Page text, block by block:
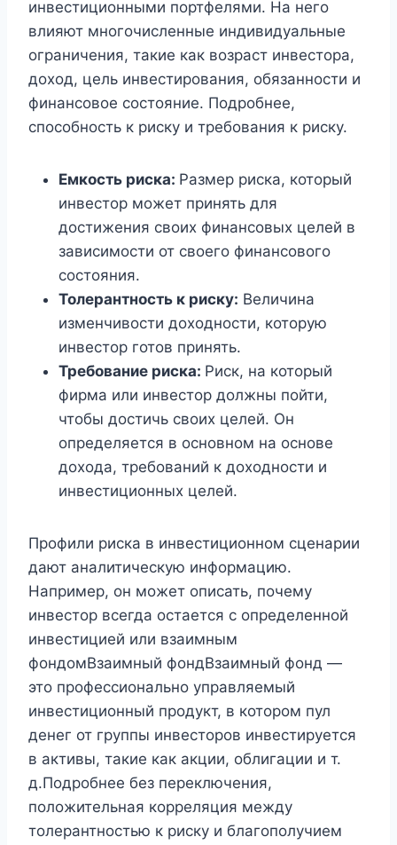
инвестиционными портфелями. На него
влияют многочисленные индивидуальные
ограничения, такие как возраст инвестора,
доход, цель инвестирования, обязанности и
финансовое состояние. Подробнее,
способность к риску и требования к риску.
Емкость риска: Размер риска, который
инвестор может принять для
достижения своих финансовых целей в
зависимости от своего финансового
состояния.
Толерантность к риску: Величина
изменчивости доходности, которую
инвестор готов принять.
Требование риска: Риск, на который
фирма или инвестор должны пойти,
чтобы достичь своих целей. Он
определяется в основном на основе
дохода, требований к доходности и
инвестиционных целей.
Профили риска в инвестиционном сценарии
дают аналитическую информацию.
Например, он может описать, почему
инвестор всегда остается с определенной
инвестицией или взаимным
фондомВзаимный фондВзаимный фонд —
это профессионально управляемый
инвестиционный продукт, в котором пул
денег от группы инвесторов инвестируется
в активы, такие как акции, облигации и т.
д.Подробнее без переключения,
положительная корреляция между
толерантностью к риску и благополучием